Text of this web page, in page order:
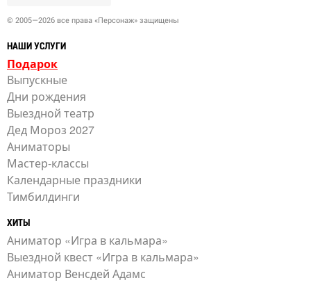
© 2005—2026 все права «Персонаж» защищены
НАШИ УСЛУГИ
Подарок
Выпускные
Дни рождения
Выездной театр
Дед Мороз 2027
Аниматоры
Мастер-классы
Календарные праздники
Тимбилдинги
ХИТЫ
Аниматор «Игра в кальмара»
Выездной квест «Игра в кальмара»
Аниматор Венсдей Адамс